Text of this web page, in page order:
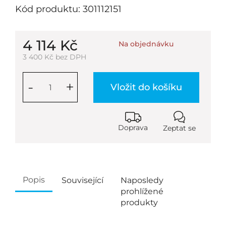
Kód produktu: 301112151
4 114 Kč
3 400 Kč bez DPH
Na objednávku
+
- Vložit do košíku
Doprava Zeptat se
Popis Související
Naposledy
prohlížené
produkty